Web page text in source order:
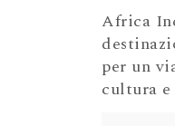
Africa
per un
cultura